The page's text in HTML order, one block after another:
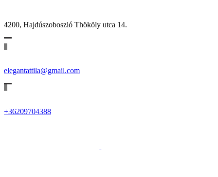
4200, Hajdúszoboszló Thököly utca 14.
elegantattila@gmail.com
+36209704388